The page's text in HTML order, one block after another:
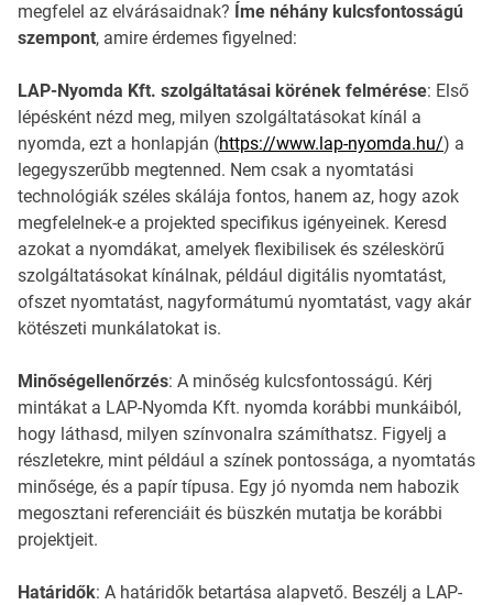
megfelel az elvárásaidnak? Íme néhány kulcsfontosságú
szempont, amire érdemes figyelned:
LAP-Nyomda Kft. szolgáltatásai körének felmérése: Első
lépésként nézd meg, milyen szolgáltatásokat kínál a
nyomda, ezt a honlapján (https://www.lap-nyomda.hu/) a
legegyszerűbb megtenned. Nem csak a nyomtatási
technológiák széles skálája fontos, hanem az, hogy azok
megfelelnek-e a projekted specifikus igényeinek. Keresd
azokat a nyomdákat, amelyek flexibilisek és széleskörű
szolgáltatásokat kínálnak, például digitális nyomtatást,
ofszet nyomtatást, nagyformátumú nyomtatást, vagy akár
kötészeti munkálatokat is.
Minőségellenőrzés: A minőség kulcsfontosságú. Kérj
mintákat a LAP-Nyomda Kft. nyomda korábbi munkáiból,
hogy láthasd, milyen színvonalra számíthatsz. Figyelj a
részletekre, mint például a színek pontossága, a nyomtatás
minősége, és a papír típusa. Egy jó nyomda nem habozik
megosztani referenciáit és büszkén mutatja be korábbi
projektjeit.
Határidők: A határidők betartása alapvető. Beszélj a LAP-